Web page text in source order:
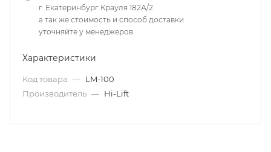
г. Екатеринбург Крауля 182А/2
а так же стоимость и способ доставки
уточняйте у менеджеров
Характеристики
Код товара — LM-100
Производитель — Hi-Lift